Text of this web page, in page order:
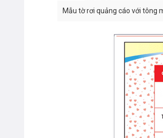
Mẫu tờ rơi quảng cáo với tông